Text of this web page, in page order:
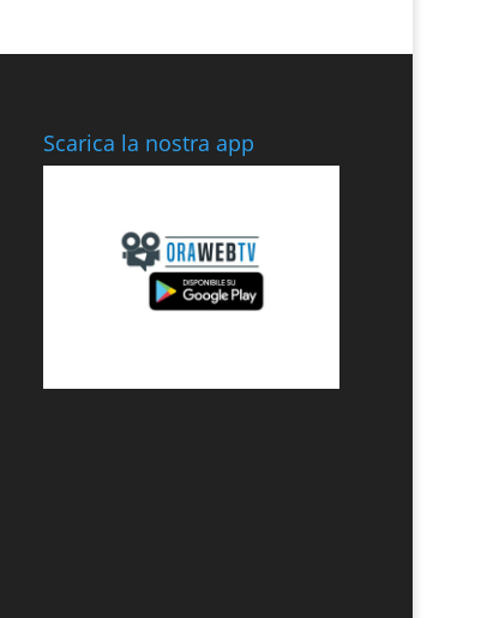
Scarica la nostra app